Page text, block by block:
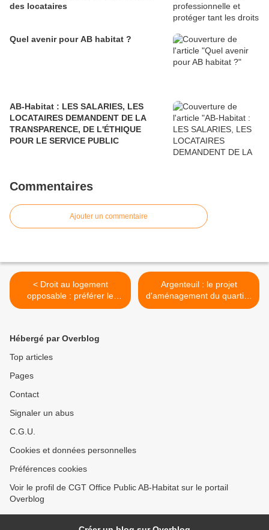
des locataires
Quel avenir pour AB habitat ?
AB-Habitat : LES SALARIES, LES
LOCATAIRES DEMANDENT DE LA
TRANSPARENCE, DE L'ÉTHIQUE
POUR LE SERVICE PUBLIC
Commentaires
Ajouter un commentaire
< Droit au logement
opposable : préférer le
développement de l’offre de
pauvres
Argenteuil : le projet
d'aménagement du quartier
de la porte Saint-Germain
Hébergé par Overblog
Top articles
Pages
Contact
Signaler un abus
C.G.U.
Cookies et données personnelles
Préférences cookies
Voir le profil de CGT Office Public AB-Habitat sur le portail
Overblog